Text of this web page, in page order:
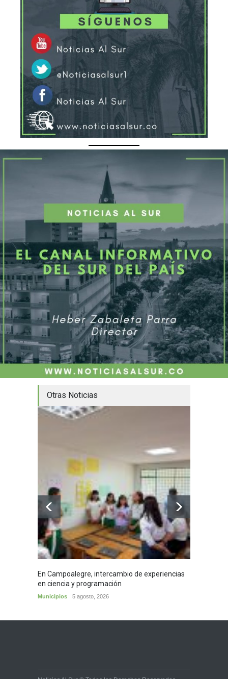
Otras Noticias
En Campoalegre, intercambio de experiencias
en ciencia y programación
Municipios 5 agosto, 2026